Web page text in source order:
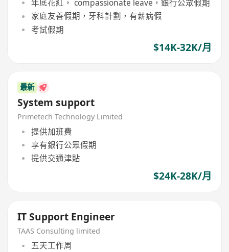
年底花紅， compassionate leave，銀行公眾假期
家庭友善假期，牙科計劃，有薪病假
考試假期
$14K-32K/月
最新
System support
Primetech Technology Limited
提供加班費
享有銀行公眾假期
提供交通津貼
$24K-28K/月
IT Support Engineer
TAAS Consulting limited
五天工作周